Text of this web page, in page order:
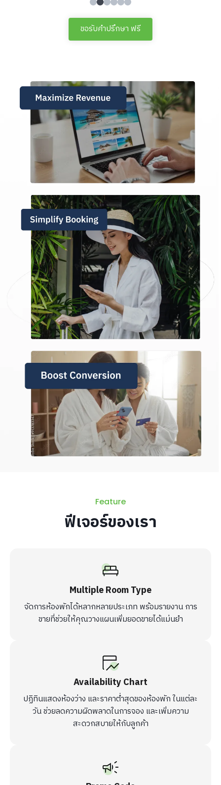
ขอรับคำปรึกษา ฟรี
Feature
ฟีเจอร์ของเรา
Multiple Room Type
จัดการห้องพักได้หลากหลายประเภท พร้อมรายงาน การ
ขายที่ช่วยให้คุณวางแผนเพิ่มยอดขายได้แม่นยำ
Availability Chart
ปฏิทินแสดงห้องว่าง และราคาต่ำสุดของห้องพัก ในแต่ละ
วัน ช่วยลดความผิดพลาดในการจอง และเพิ่มความ
สะดวกสบายให้กับลูกค้า